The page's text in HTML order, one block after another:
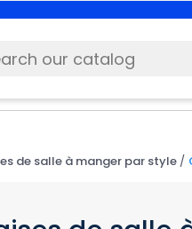
de salle à manger par style